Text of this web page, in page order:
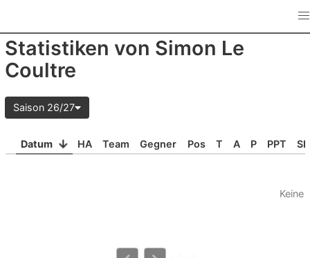
Statistiken von Simon Le
Coultre
Saison 26/27
Datum HA Team Gegner Pos T A P PPT
Keine